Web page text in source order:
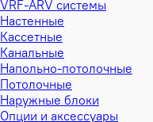
VRF-ARV системы
Настенные
Кассетные
Канальные
Напольно-потолочные
Потолочные
Наружные блоки
Опции и аксессуары